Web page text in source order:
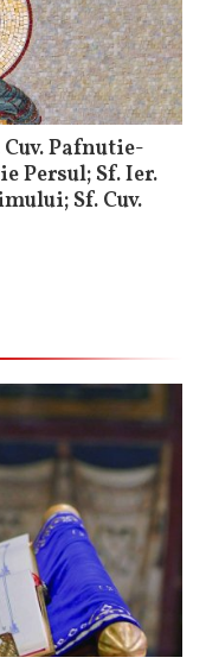
Cuv. Pafnutie-
Persul; Sf. Ier.
Sf. Cuv.